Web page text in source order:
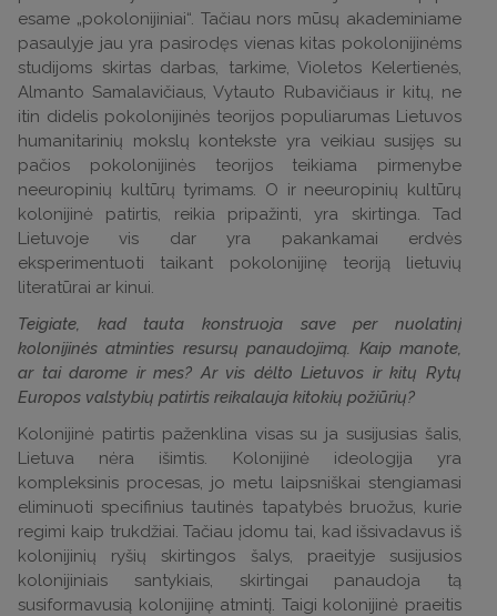
esame „pokolonijiniai“. Tačiau nors mūsų akademiniame
pasaulyje jau yra pasirodęs vienas kitas pokolonijinėms
studijoms skirtas darbas, tarkime, Violetos Kelertienės,
Almanto Samalavičiaus, Vytauto Rubavičiaus ir kitų, ne
itin didelis pokolonijinės teorijos populiarumas Lietuvos
humanitarinių mokslų kontekste yra veikiau susijęs su
pačios pokolonijinės teorijos teikiama pirmenybe
neeuropinių kultūrų tyrimams. O ir neeuropinių kultūrų
kolonijinė patirtis, reikia pripažinti, yra skirtinga. Tad
Lietuvoje vis dar yra pakankamai erdvės
eksperimentuoti taikant pokolonijinę teoriją lietuvių
literatūrai ar kinui.
Teigiate, kad tauta konstruoja save per nuolatinį
kolonijinės atminties resursų panaudojimą. Kaip manote,
ar tai darome ir mes? Ar vis dėlto Lietuvos ir kitų Rytų
Europos valstybių patirtis reikalauja kitokių požiūrių?
Kolonijinė patirtis paženklina visas su ja susijusias šalis,
Lietuva nėra išimtis. Kolonijinė ideologija yra
kompleksinis procesas, jo metu laipsniškai stengiamasi
eliminuoti specifinius tautinės tapatybės bruožus, kurie
regimi kaip trukdžiai. Tačiau įdomu tai, kad išsivadavus iš
kolonijinių ryšių skirtingos šalys, praeityje susijusios
kolonijiniais santykiais, skirtingai panaudoja tą
susiformavusią kolonijinę atmintį. Taigi kolonijinė praeitis